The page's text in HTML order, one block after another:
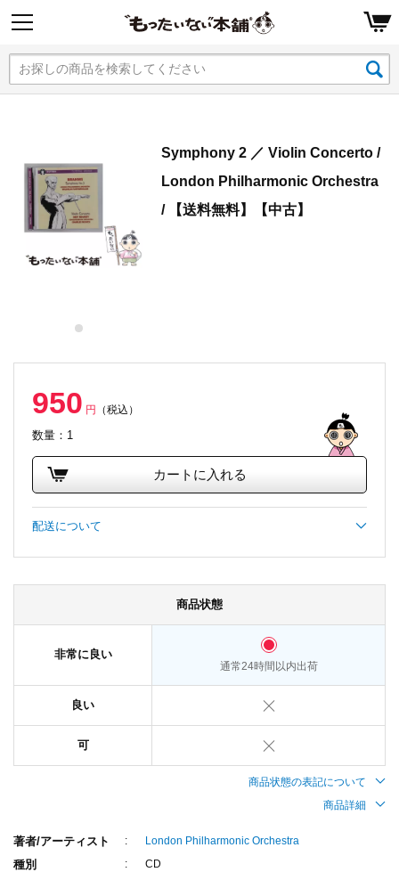
Symphony 2 ／ Violin Concerto /
London Philharmonic Orchestra
/ 【送料無料】【中古】
950 円 （税込）
数量：1
カートに入れる
配送について
商品状態
非常に良い
通常24時間以内出荷
良い
可
商品状態の表記について
商品詳細
著者/アーティスト London Philharmonic Orchestra
種別 CD